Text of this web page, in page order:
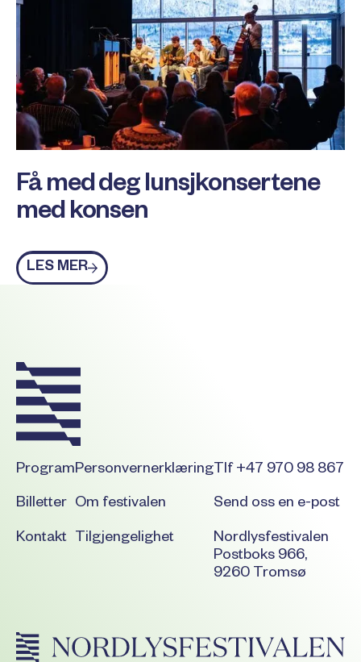
Få med deg lunsjkonsertene
med konsen
Les mer
LES MER
Program
Billetter
Kontakt
Personvernerklæring
Om festivalen
Tilgjengelighet
Tlf +47 970 98 867
Send oss en e-post
Nordlysfestivalen
Postboks 966,
9260 Tromsø